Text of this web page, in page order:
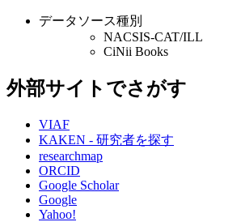
データソース種別
NACSIS-CAT/ILL
CiNii Books
外部サイトでさがす
VIAF
KAKEN - 研究者を探す
researchmap
ORCID
Google Scholar
Google
Yahoo!